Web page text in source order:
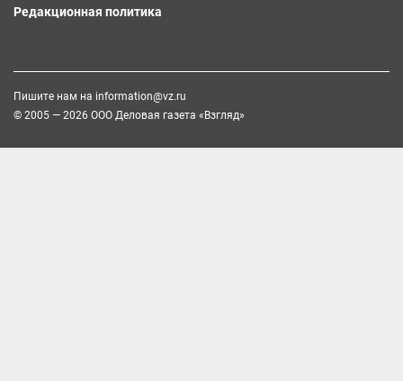
Редакционная политика
Пишите нам на information@vz.ru
© 2005 — 2026 ООО Деловая газета «Взгляд»